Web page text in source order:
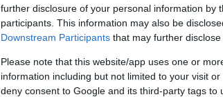
further disclosure of your personal information by
participants. This information may also be
Downstream Participants that may further
Please note that this website/app uses one or
information including but not limited to your visit
deny consent to Google and its third-party tags